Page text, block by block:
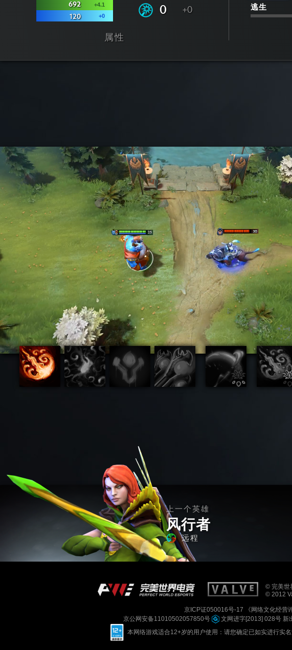
692 +4.1
120 +0 0 +0
属性
逃生
上一个英雄
风行者
远程
© 完美世
© 2012
京ICP证050016号-17 《网络文化经
京公网安备11010502057850号
文网进字[2013] 028号 新
本网络游戏适合12+岁的用户使用：请您确定已如实进行实